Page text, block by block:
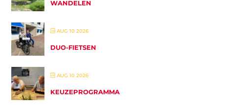
WANDELEN
AUG 10 2026
DUO-FIETSEN
AUG 10 2026
KEUZEPROGRAMMA